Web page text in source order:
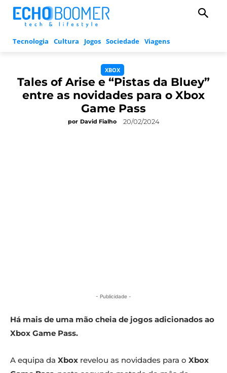
Tecnologia Cultura Jogos Sociedade Viagens
XBOX
Tales of Arise e “Pistas da Bluey”
entre as novidades para o Xbox
Game Pass
por David Fialho 20/02/2024
- Publicidade -
Há mais de uma mão cheia de jogos adicionados ao
Xbox Game Pass.
A equipa da Xbox revelou as novidades para o Xbox